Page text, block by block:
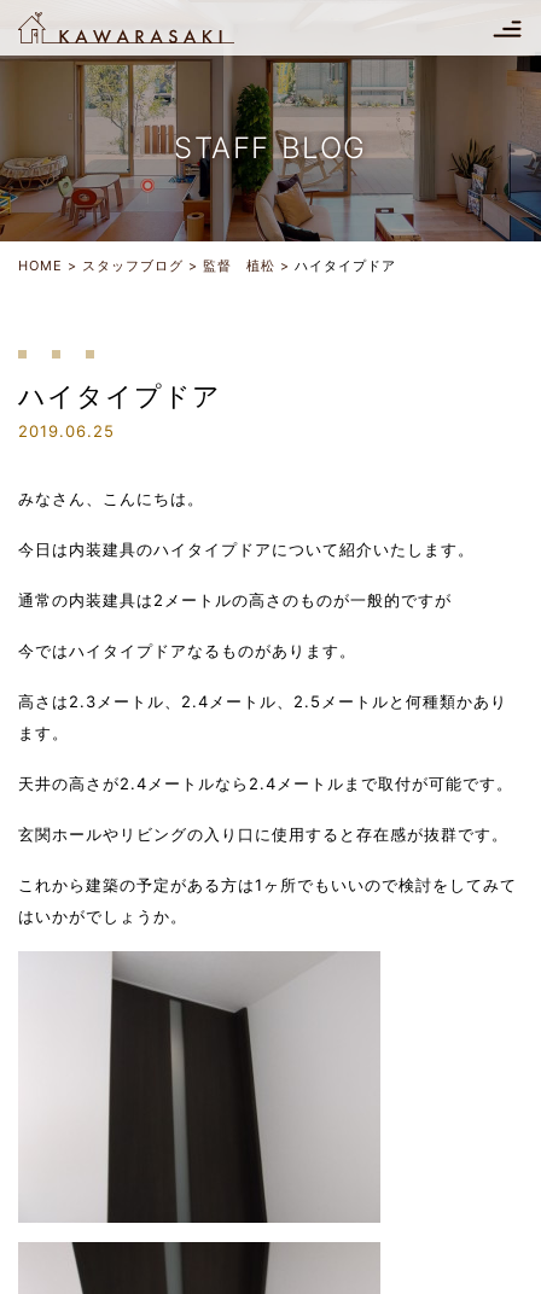
STAFF BLOG
HOME スタッフブログ 監督 植松 ハイタイプドア
ハイタイプドア
2019.06.25
みなさん、こんにちは。
今日は内装建具のハイタイプドアについて紹介いたします。
通常の内装建具は2メートルの高さのものが一般的ですが
今ではハイタイプドアなるものがあります。
高さは2.3メートル、2.4メートル、2.5メートルと何種類かあり
ます。
天井の高さが2.4メートルなら2.4メートルまで取付が可能です。
玄関ホールやリビングの入り口に使用すると存在感が抜群です。
これから建築の予定がある方は1ヶ所でもいいので検討をしてみて
はいかがでしょうか。